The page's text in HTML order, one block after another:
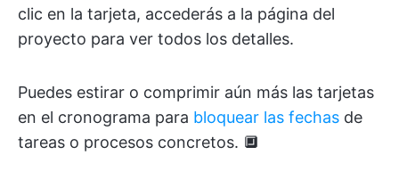
clic en la tarjeta, accederás a la página del
proyecto para ver todos los detalles.
Puedes estirar o comprimir aún más las tarjetas
en el cronograma para bloquear las fechas de
tareas o procesos concretos. 🔲